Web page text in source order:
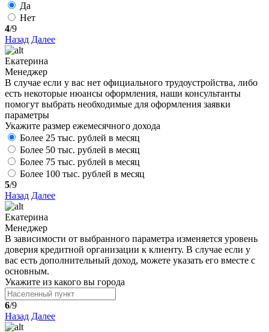
Да
Нет
4/9
Назад Далее
Екатерина
Менеджер
В случае если у вас нет официального трудоустройства, либо
есть некоторые нюансы оформления, наши консультанты
помогут выбрать необходимые для оформления заявки
параметры
Укажите размер ежемесячного дохода
Более 25 тыс. рублей в месяц
Более 50 тыс. рублей в месяц
Более 75 тыс. рублей в месяц
Более 100 тыс. рублей в месяц
5/9
Назад Далее
Екатерина
Менеджер
В зависимости от выбранного параметра изменяется уровень
доверия кредитной организации к клиенту. В случае если у
вас есть дополнительный доход, можете указать его вместе с
основным.
Укажите из какого вы города
6/9
Назад Далее